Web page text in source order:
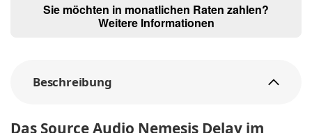
Sie möchten in monatlichen Raten zahlen?
Weitere Informationen
Beschreibung
Das Source Audio Nemesis Delay im